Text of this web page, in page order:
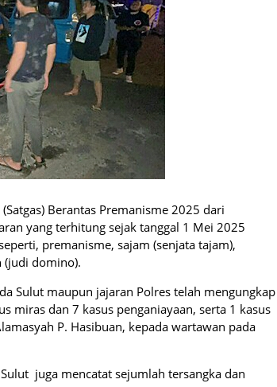
Berantas Premanisme 2025 dari
yang terhitung sejak tanggal 1 Mei 2025
premanisme, sajam (senjata tajam),
(judi domino).
Sulut maupun jajaran Polres telah mengungkap
miras dan 7 kasus penganiayaan, serta 1 kasus
P. Hasibuan, kepada wartawan pada
juga mencatat sejumlah tersangka dan